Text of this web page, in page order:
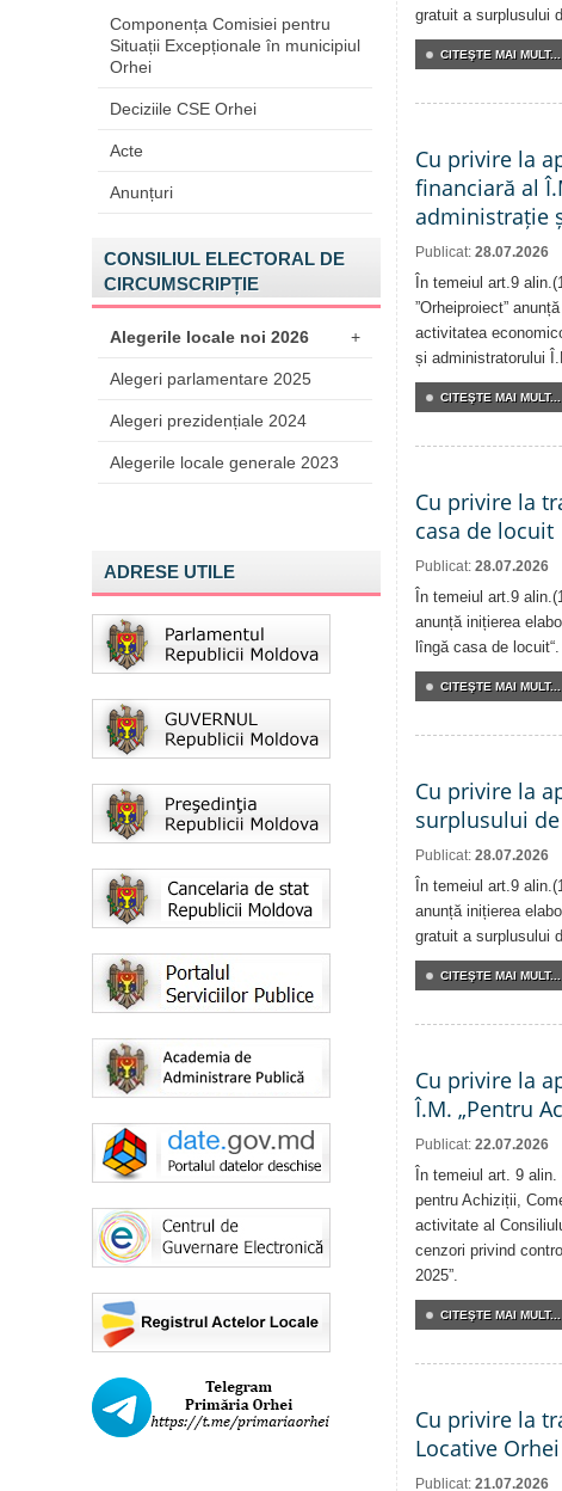
Componența Comisiei pentru
Situații Excepționale în municipiul
Orhei
Deciziile CSE Orhei
Acte
Anunțuri
CONSILIUL ELECTORAL DE
CIRCUMSCRIPȚIE
Alegerile locale noi 2026 +
Alegeri parlamentare 2025
Alegeri prezidențiale 2024
Alegerile locale generale 2023
ADRESE UTILE
gratuit a surplusului
CITEŞTE MAI MULT...
Cu privire la
financiară al
administrație
Publicat: 28.07.2026
În temeiul art.9
”Orheiproiect”
activitatea
și administratorului
CITEŞTE MAI MULT...
Cu privire la
casa de locuit
Publicat: 28.07.2026
În temeiul art.9
anunță inițierea
lîngă casa de locuit“.
CITEŞTE MAI MULT...
Cu privire la
surplusului
Publicat: 28.07.2026
În temeiul art.9
anunță inițierea
gratuit a surplusului
CITEŞTE MAI MULT...
Cu privire la
Î.M. „Pentru
Publicat: 22.07.2026
În temeiul art. 9
pentru Achiziții,
activitate al
cenzori privind
2025”.
CITEŞTE MAI MULT...
Cu privire la
Locative Orhei
Publicat: 21.07.2026